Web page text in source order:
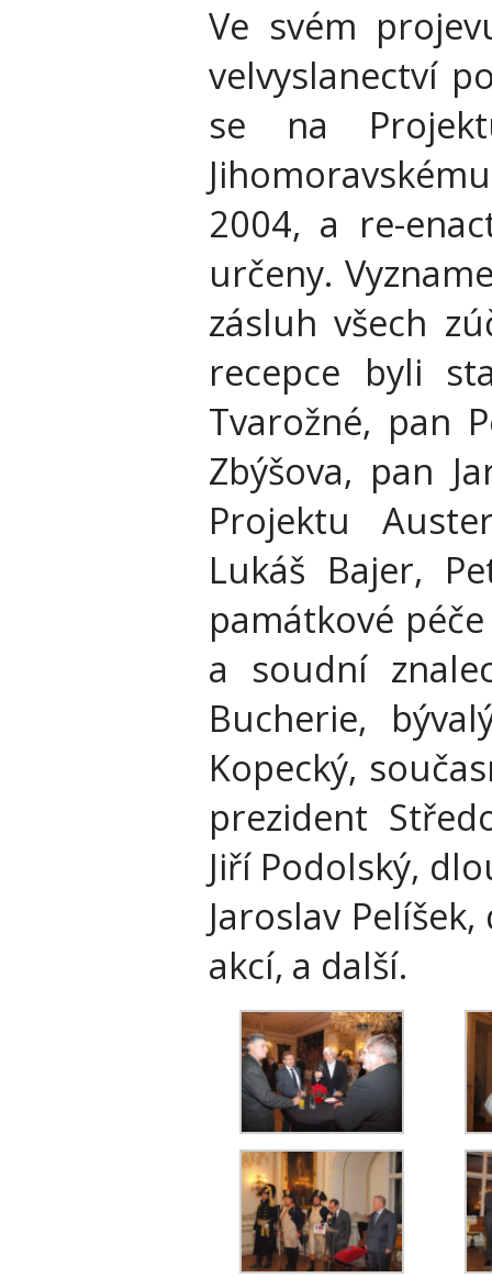
Ve svém
velvyslanectví
se na
2004, a re-
určeny.
zásluh všech
recepce byli
Tvarožné, pan
Zbýšova, pan
Projektu
Lukáš Bajer,
památkové
a soudní
Bucherie,
Kopecký,
prezident
Jiří Podolský,
Jaroslav
akcí, a další.